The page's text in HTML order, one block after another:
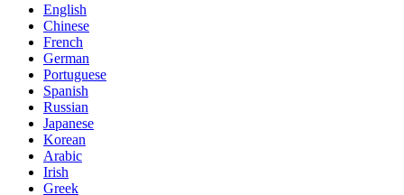
English
Chinese
French
German
Portuguese
Spanish
Russian
Japanese
Korean
Arabic
Irish
Greek